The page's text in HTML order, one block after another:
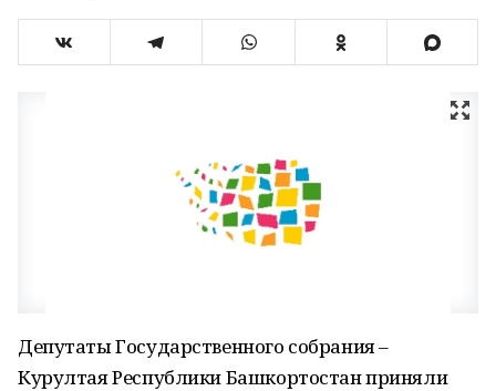
Депутаты Государственного собрания –
Курултая Республики Башкортостан приняли